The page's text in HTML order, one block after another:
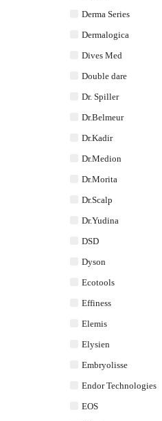
Derma Series
Dermalogica
Dives Med
Double dare
Dr. Spiller
Dr.Belmeur
Dr.Kadir
Dr.Medion
Dr.Morita
Dr.Scalp
Dr.Yudina
DSD
Dyson
Ecotools
Effiness
Elemis
Elysien
Embryolisse
Endor Technologies
EOS